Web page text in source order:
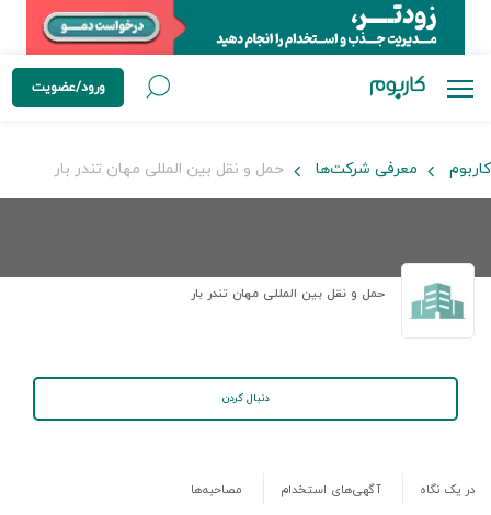
ورود/عضویت
کاربوم معرفی شرکت‌ها حمل و نقل بین المللی مهان تندر بار
حمل و نقل بین المللی مهان تندر بار
دنبال کردن
در یک نگاه آگهی‌های استخدام مصاحبه‌ها